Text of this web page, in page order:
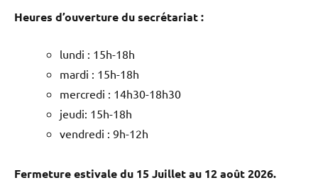
Heures d’ouverture du secrétariat :
lundi : 15h-18h
mardi : 15h-18h
mercredi : 14h30-18h30
jeudi: 15h-18h
vendredi : 9h-12h
Fermeture estivale du 15 Juillet au 12 août 2026.